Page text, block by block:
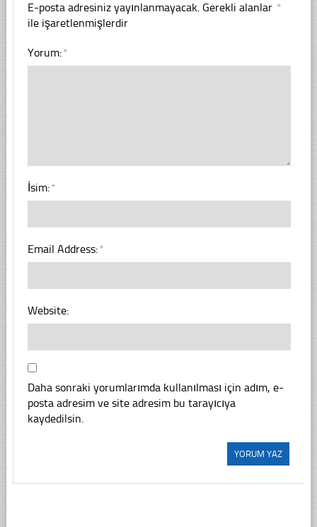
E-posta adresiniz yayınlanmayacak. Gerekli alanlar *
ile işaretlenmişlerdir
Yorum:*
İsim:*
Email Address:*
Website:
Daha sonraki yorumlarımda kullanılması için adım, e-
posta adresim ve site adresim bu tarayıcıya
kaydedilsin.